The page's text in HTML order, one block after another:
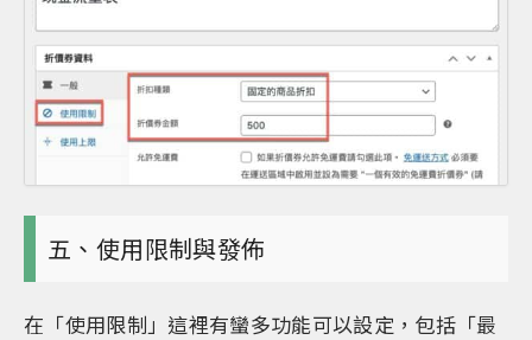
五、使用限制與發佈
在「使用限制」這裡有蠻多功能可以設定，包括「最